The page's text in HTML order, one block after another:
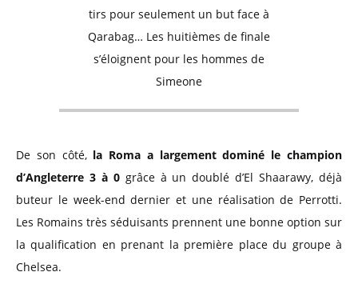
tirs pour seulement un but face à
Qarabag… Les huitièmes de finale
s’éloignent pour les hommes de
Simeone
De son côté, la Roma a largement dominé le champion
d’Angleterre 3 à 0grâce à un doublé d’El Shaarawy, déjà
buteur le week-end dernier et une réalisation de Perrotti.
Les Romains très séduisants prennent une bonne option sur
la qualification en prenant la première place du groupe à
Chelsea.